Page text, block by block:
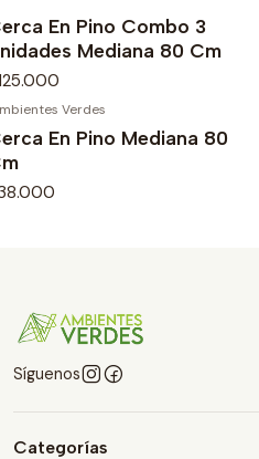
En Pino Combo 3
Mediana 80 Cm
Verdes
En Pino Mediana 80
Síguenos
Categorías